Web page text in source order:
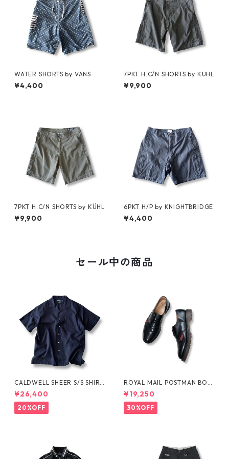
WATER SHORTS by VANS
¥4,400
7PKT H.C/N SHORTS by KÜHL
¥9,900
7PKT H.C/N SHORTS by KÜHL
¥9,900
6PKT H/P by KNIGHTBRIDGE
¥4,400
セール中の商品
CALDWELL SHEER S/S SHIRT
by Polo Ralph Lauren
¥26,400
20%OFF
ROYAL MAIL POSTMAN BOO
TS by Dr.MARTENS
¥19,250
30%OFF